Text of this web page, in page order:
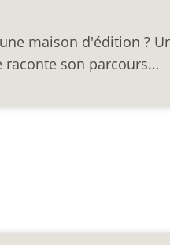
maison d'édition ?
raconte son parcours…